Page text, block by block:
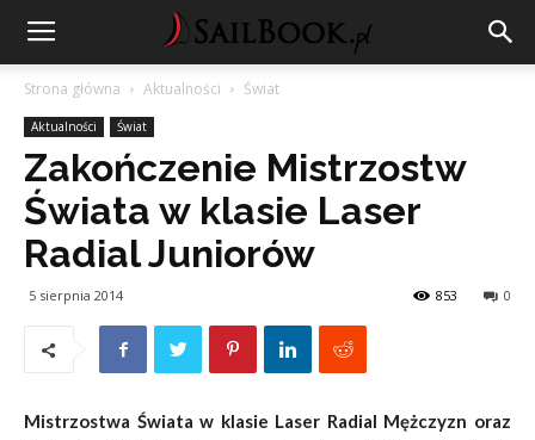
Strona główna Aktualności Świat
Aktualności Świat
Zakończenie Mistrzostw
Świata w klasie Laser
Radial Juniorów
5 sierpnia 2014 0
853
Mistrzostwa Świata w klasie Laser Radial Mężczyzn oraz